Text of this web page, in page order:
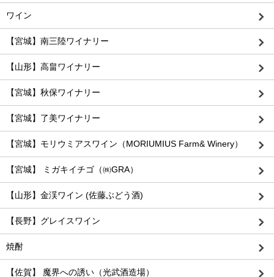
ワイン
【宮城】南三陸ワイナリー
【山形】高畠ワイナリー
【宮城】秋保ワイナリー
【宮城】了美ワイナリー
【宮城】モリウミアスワイン（MORIUMIUS Farm& Winery）
【宮城】 ミガキイチゴ（㈱GRA）
【山形】金渓ワイン (佐藤ぶどう酒)
【長野】グレイスワイン
焼酎
【佐賀】 魔界への誘い（光武酒造場）